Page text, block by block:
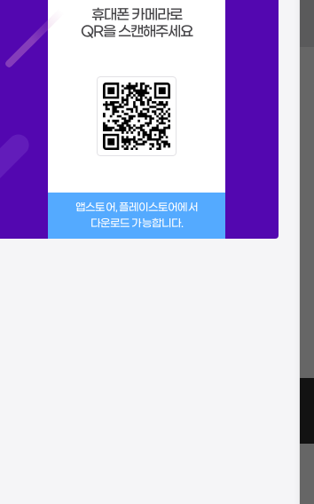
휴대폰 카메라로
QR을 스캔해주세요
앱스토어, 플레이스토어에서
다운로드 가능합니다.